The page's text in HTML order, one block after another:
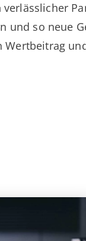
und so neue